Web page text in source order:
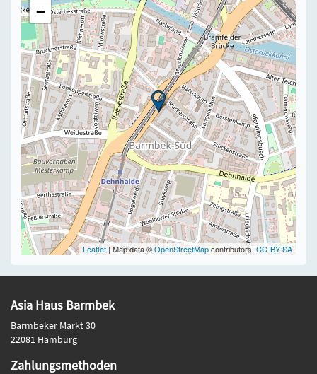
−
Leaflet | Map data ©OpenStreetMapcontributors, CC-BY-SA
Asia Haus Barmbek
Barmbeker Markt 30
22081 Hamburg
Zahlungsmethoden